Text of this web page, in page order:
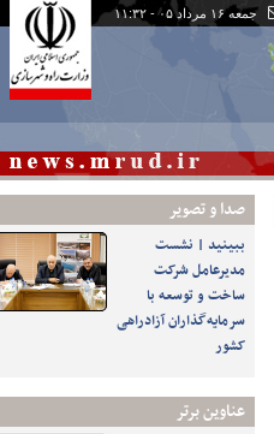
جمعه ۱۶ مرداد ۰۵ - ۱۱:۳۲
صدا و تصوير
ببینید | نشست
مدیرعامل شرکت
ساخت و توسعه با
سرمایه‌گذاران آزادراهی
کشور
عناوین برتر